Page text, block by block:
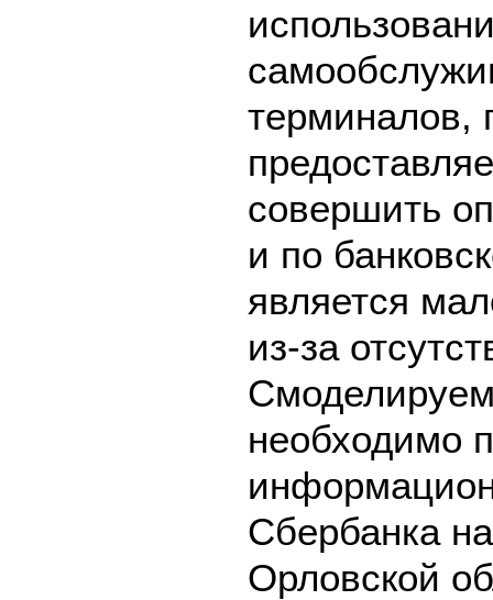
терминалов,
совершить
и по
является
из-за
необходимо
Сбербанка
Орловской